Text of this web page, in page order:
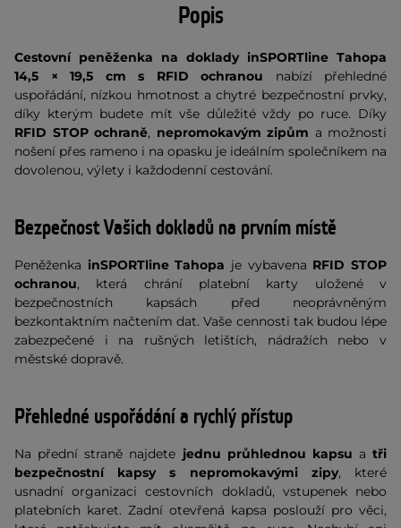
Popis
Cestovní peněženka na doklady inSPORTline Tahopa
14,5 × 19,5 cm s RFID ochranou nabízí přehledné
uspořádání, nízkou hmotnost a chytré bezpečnostní prvky,
díky kterým budete mít vše důležité vždy po ruce. Díky
RFID STOP ochraně, nepromokavým zipům a možnosti
nošení přes rameno i na opasku je ideálním společníkem na
dovolenou, výlety i každodenní cestování.
Bezpečnost Vašich dokladů na prvním místě
Peněženka inSPORTline Tahopa je vybavena RFID STOP
ochranou, která chrání platební karty uložené v
bezpečnostních kapsách před neoprávněným
bezkontaktním načtením dat. Vaše cennosti tak budou lépe
zabezpečené i na rušných letištích, nádražích nebo v
městské dopravě.
Přehledné uspořádání a rychlý přístup
Na přední straně najdete jednu průhlednou kapsu a tři
bezpečnostní kapsy s nepromokavými zipy, které
usnadní organizaci cestovních dokladů, vstupenek nebo
platebních karet. Zadní otevřená kapsa poslouží pro věci,